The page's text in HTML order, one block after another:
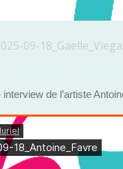
09-
de l’artiste